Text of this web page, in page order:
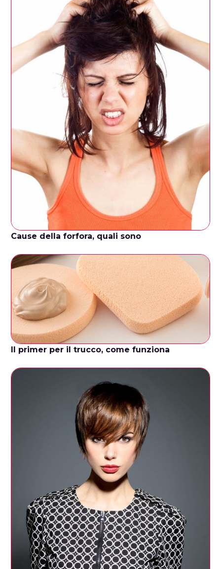
Cause della forfora, quali sono
Il primer per il trucco, come funziona